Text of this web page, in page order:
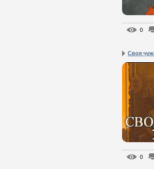
0
Своя
0